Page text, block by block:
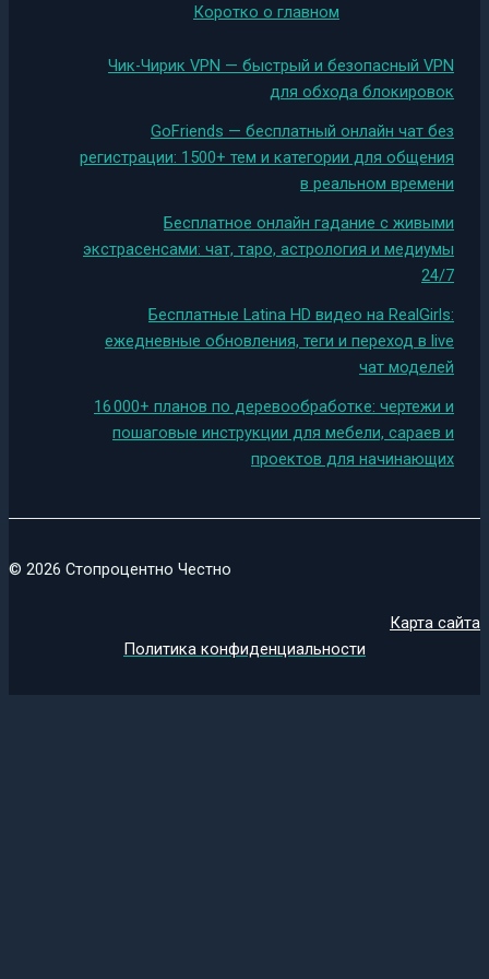
Коротко о главном
Чик-Чирик VPN — быстрый и безопасный VPN
для обхода блокировок
GoFriends — бесплатный онлайн чат без
регистрации: 1500+ тем и категории для общения
в реальном времени
Бесплатное онлайн гадание с живыми
экстрасенсами: чат, таро, астрология и медиумы
24/7
Бесплатные Latina HD видео на RealGirls:
ежедневные обновления, теги и переход в live
чат моделей
16 000+ планов по деревообработке: чертежи и
пошаговые инструкции для мебели, сараев и
проектов для начинающих
© 2026 Стопроцентно Честно
Карта сайта
Политика конфиденциальности